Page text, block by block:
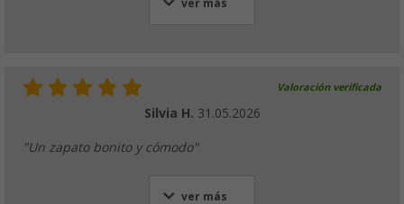
ver más
Valoración verificada
Silvia H. 31.05.2026
"Un zapato bonito y cómodo"
ver más